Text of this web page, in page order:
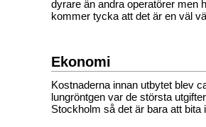
dyrare än andra operatörer men
kommer tycka att det är en väl
Ekonomi
Kostnaderna innan utbytet blev
lungröntgen var de största
Stockholm så det är bara att